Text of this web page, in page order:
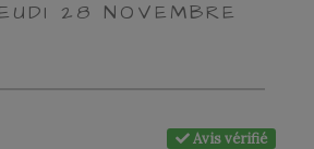
28 NOVEMBRE
Avis vérifié